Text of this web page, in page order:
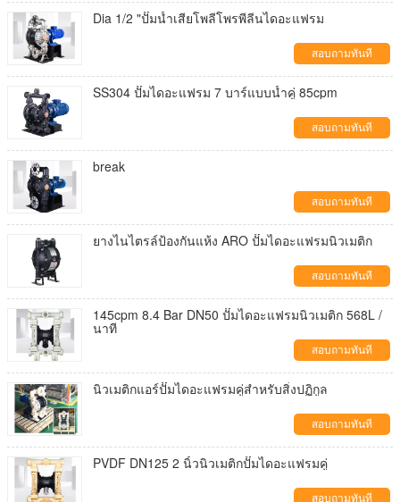
Dia 1/2 "ปั๊มน้ำเสียโพลีโพรพีลีนไดอะแฟรม
สอบถามทันที
SS304 ปั๊มไดอะแฟรม 7 บาร์แบบน้ำคู่ 85cpm
สอบถามทันที
break
สอบถามทันที
ยางไนไตรล์ป้องกันแห้ง ARO ปั๊มไดอะแฟรมนิวเมติก
สอบถามทันที
145cpm 8.4 Bar DN50 ปั๊มไดอะแฟรมนิวเมติก 568L /
นาที
สอบถามทันที
นิวเมติกแอร์ปั๊มไดอะแฟรมคู่สำหรับสิ่งปฏิกูล
สอบถามทันที
PVDF DN125 2 นิ้วนิวเมติกปั๊มไดอะแฟรมคู่
สอบถามทันที